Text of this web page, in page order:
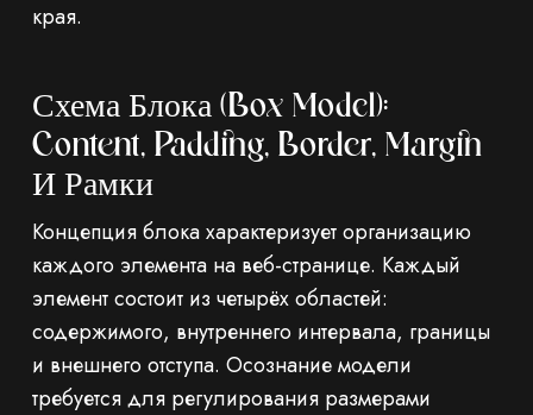
края.
Схема Блока (box Model):
Content, Padding, Border, Margin
И Рамки
Концепция блока характеризует организацию
каждого элемента на веб-странице. Каждый
элемент состоит из четырёх областей:
содержимого, внутреннего интервала, границы
и внешнего отступа. Осознание модели
требуется для регулирования размерами